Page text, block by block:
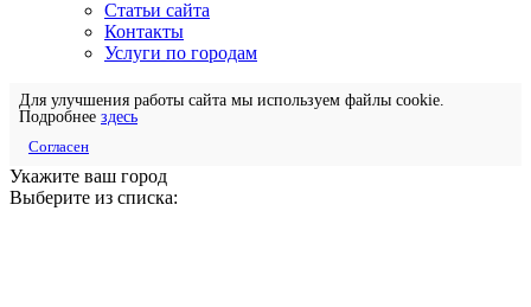
Статьи сайта
Контакты
Услуги по городам
Для улучшения работы сайта мы используем файлы cookie.
Подробнее здесь
Согласен
Укажите ваш город
Выберите из списка: